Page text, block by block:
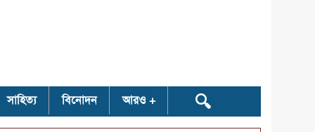
সাহিত্য বিনোদন আরও 🔍